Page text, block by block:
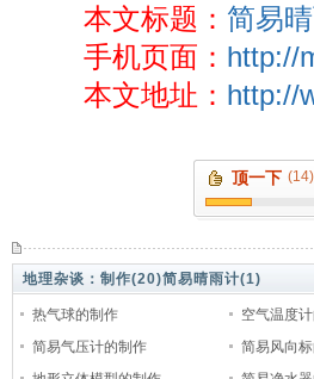
本文标题： 简易
手机页面： http://
本文地址： http://
顶一下 (14)
地理杂谈： 制作(20)简易晴雨计(1)
热气球的制作 空气温度
简易气压计的制作
简易风向